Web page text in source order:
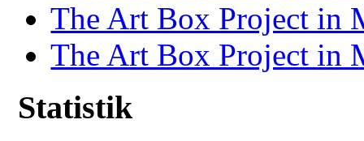
The Art Box Project in
The Art Box Project in
Statistik